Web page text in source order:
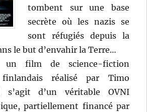
tombent sur une base
secrète où les nazis se
sont réfugiés depuis la
le but d’envahir la Terre…
film de science-fiction
finlandais réalisé par Timo
s’agit d’un véritable OVNI
partiellement financé par